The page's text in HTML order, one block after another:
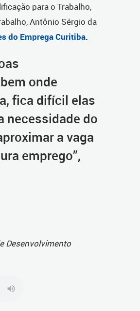
para o Trabalho,
Antônio Sérgio da
do Emprega Curitiba.
onde
fica difícil elas
necessidade do
a vaga
emprego”,
Desenvolvimento